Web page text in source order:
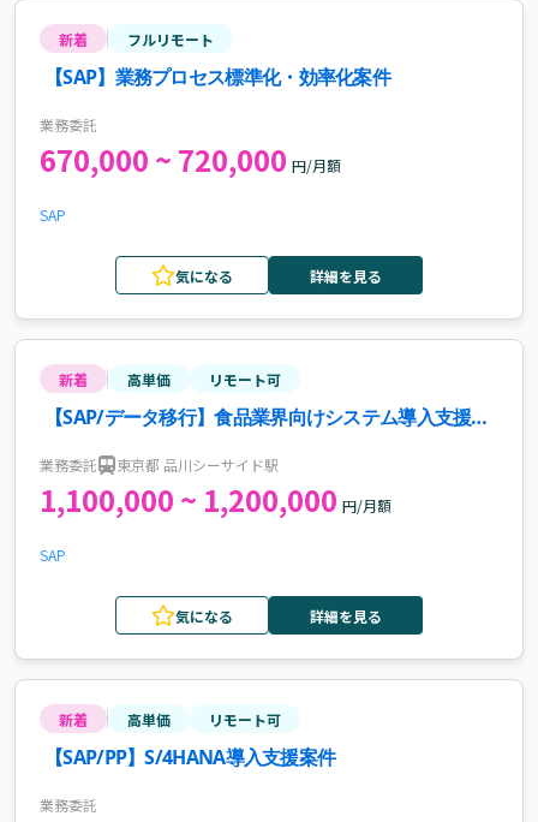
新着 フルリモート
【SAP】業務プロセス標準化・効率化案件
業務委託
670,000 ~ 720,000 円/月額
SAP
気になる 詳細を見る
新着 高単価 リモート可
【SAP/データ移行】食品業界向けシステム導入支援案
業務委託 東京都 品川シーサイド駅
1,100,000 ~ 1,200,000 円/月額
SAP
気になる 詳細を見る
新着 高単価 リモート可
【SAP/PP】S/4HANA導入支援案件
業務委託